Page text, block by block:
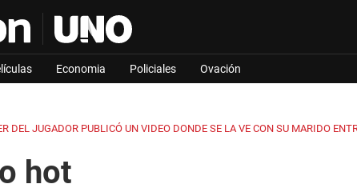
Economia Policiales Ovación
DEL JUGADOR PUBLICÓ UN VIDEO DONDE SE LA VE CON SU MARIDO
hot